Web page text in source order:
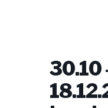
30.10